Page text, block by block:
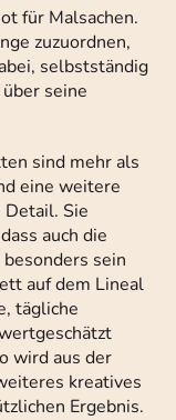
für Malsachen.
zuzuordnen,
selbstständig
seine
sind mehr als
eine weitere
Detail. Sie
auch die
sein
auf dem Lineal
tägliche
wird aus der
kreatives
Ergebnis.